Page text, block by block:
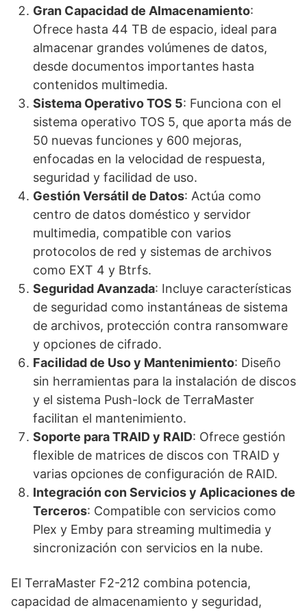
Gran Capacidad de Almacenamiento:
Ofrece hasta 44 TB de espacio, ideal para
almacenar grandes volúmenes de datos,
desde documentos importantes hasta
contenidos multimedia.
Sistema Operativo TOS 5: Funciona con el
sistema operativo TOS 5, que aporta más de
50 nuevas funciones y 600 mejoras,
enfocadas en la velocidad de respuesta,
seguridad y facilidad de uso.
Gestión Versátil de Datos: Actúa como
centro de datos doméstico y servidor
multimedia, compatible con varios
protocolos de red y sistemas de archivos
como EXT 4 y Btrfs.
Seguridad Avanzada: Incluye características
de seguridad como instantáneas de sistema
de archivos, protección contra ransomware
y opciones de cifrado.
Facilidad de Uso y Mantenimiento: Diseño
sin herramientas para la instalación de discos
y el sistema Push-lock de TerraMaster
facilitan el mantenimiento.
Soporte para TRAID y RAID: Ofrece gestión
flexible de matrices de discos con TRAID y
varias opciones de configuración de RAID.
Integración con Servicios y Aplicaciones de
Terceros: Compatible con servicios como
Plex y Emby para streaming multimedia y
sincronización con servicios en la nube.
El TerraMaster F2-212 combina potencia,
capacidad de almacenamiento y seguridad,